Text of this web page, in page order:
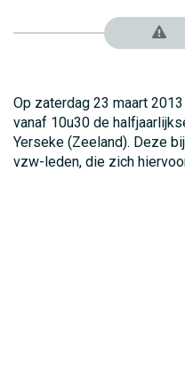
Op zaterdag 23 maart
vanaf 10u30 de
Yerseke (Zeeland). Deze
vzw-leden, die zich